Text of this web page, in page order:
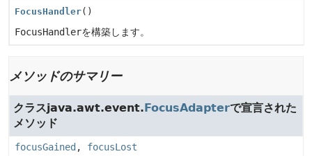
FocusHandler()
FocusHandlerを構築します。
メソッドのサマリー
クラスjava.awt.event.FocusAdapterで宣言された
メソッド
focusGained , focusLost